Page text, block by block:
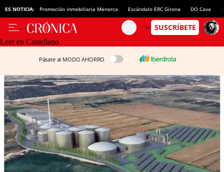
ES NOTICIA: Promoción inmobiliaria Menorca Escándalo ERC Girona DO Cava
Leer en Castellano
Pásate al MODO AHORRO